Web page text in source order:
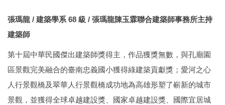
張瑪龍 / 建築學系 68 級 / 張瑪龍陳玉霖聯合建築師事務所主持
建築師
第十屆中華民國傑出建築師獎得主，作品獲獎無數，與孔廟園
區景觀完美融合的臺南忠義國小獲得綠建築貢獻獎；愛河之心
人行景觀橋及翠華人行景觀橋成功地為高雄形塑了嶄新的城市
景觀，並獲得全球卓越建設獎、國家卓越建設獎、國際宜居城